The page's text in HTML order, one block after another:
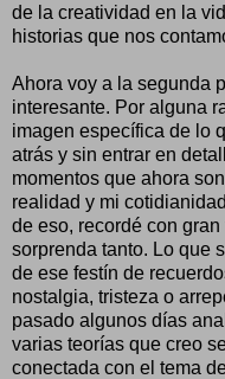
de la creatividad en la
historias que nos
Ahora voy a la segunda
interesante. Por alguna
imagen específica de lo
atrás y sin entrar en
momentos que ahora
realidad y mi
de eso, recordé con
sorprenda tanto. Lo que
de ese festín de
nostalgia, tristeza o
pasado algunos días
varias teorías que creo
conectada con el tema